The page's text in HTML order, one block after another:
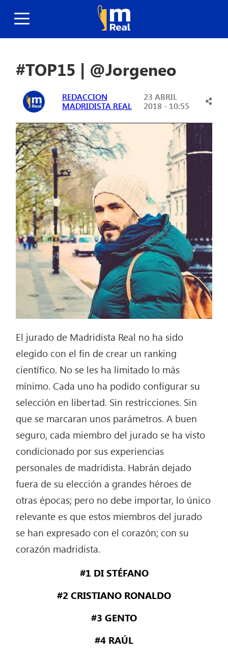
#TOP15 | @Jorgeneo
REDACCION
MADRIDISTA REAL
23 ABRIL
2018 - 10:55
El jurado de Madridista Real no ha sido
elegido con el fin de crear un ranking
científico. No se les ha limitado lo más
mínimo. Cada uno ha podido configurar su
selección en libertad. Sin restricciones. Sin
que se marcaran unos parámetros. A buen
seguro, cada miembro del jurado se ha visto
condicionado por sus experiencias
personales de madridista. Habrán dejado
fuera de su elección a grandes héroes de
otras épocas; pero no debe importar, lo único
relevante es que estos miembros del jurado
se han expresado con el corazón; con su
corazón madridista.
#1 DI STÉFANO
#2 CRISTIANO RONALDO
#3 GENTO
#4 RAÚL